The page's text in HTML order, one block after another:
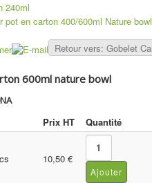
240ml
pot en carton 400/600ml Nature bowl
Retour vers: Gobelet
600ml nature bowl
Prix HT Quantité
10,50 €